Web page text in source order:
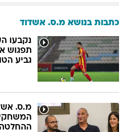
כתבות בנושא מ.ס. אשדוד
נקבעו
תפגוש
גביע
מ.ס.
ההחלטה